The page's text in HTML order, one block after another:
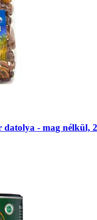
datolya -​ mag nélkül,